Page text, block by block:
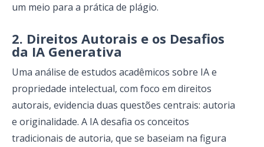
um meio para a prática de plágio.
2. Direitos Autorais e os Desafios
da IA ​​Generativa
Uma análise de estudos acadêmicos sobre IA e
propriedade intelectual, com foco em direitos
autorais, evidencia duas questões centrais: autoria
e originalidade. A IA desafia os conceitos
tradicionais de autoria, que se baseiam na figura